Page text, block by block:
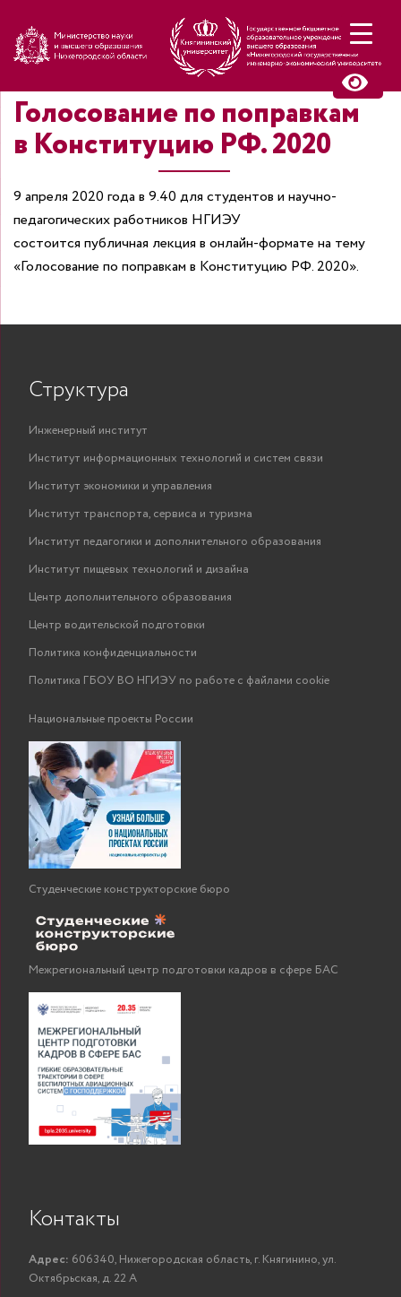
Голосование по поправкам
в Конституцию РФ. 2020
9 апреля 2020 года в 9.40 для студентов и научно-
педагогических работников НГИЭУ
состоится публичная лекция в онлайн-формате на тему
«Голосование по поправкам в Конституцию РФ. 2020».
Структура
Инженерный институт
Институт информационных технологий и систем связи
Институт экономики и управления
Институт транспорта, сервиса и туризма
Институт педагогики и дополнительного образования
Институт пищевых технологий и дизайна
Центр дополнительного образования
Центр водительской подготовки
Политика конфиденциальности
Политика ГБОУ ВО НГИЭУ по работе с файлами cookie
Национальные проекты России
Студенческие конструкторские бюро
Межрегиональный центр подготовки кадров в сфере БАС
Контакты
Адрес: 606340, Нижегородская область, г. Княгинино, ул.
Октябрьская, д. 22 А